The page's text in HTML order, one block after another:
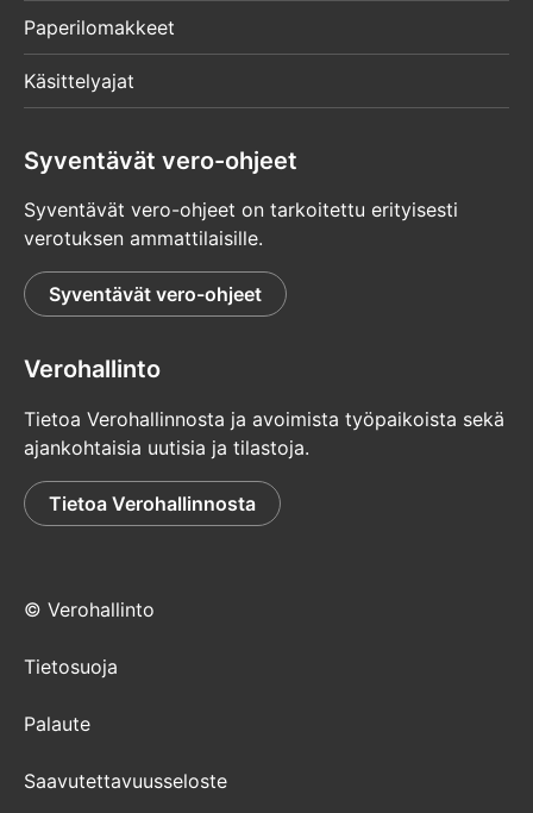
Paperilomakkeet
Käsittelyajat
Syventävät vero-ohjeet
Syventävät vero-ohjeet on tarkoitettu erityisesti
verotuksen ammattilaisille.
Syventävät vero-ohjeet
Verohallinto
Tietoa Verohallinnosta ja avoimista työpaikoista sekä
ajankohtaisia uutisia ja tilastoja.
Tietoa Verohallinnosta
© Verohallinto
Tietosuoja
Palaute
Saavutettavuusseloste